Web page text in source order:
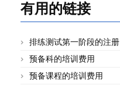
有用的链接
排练测试第一阶段的注册
预备科的培训费用
预备课程的培训费用